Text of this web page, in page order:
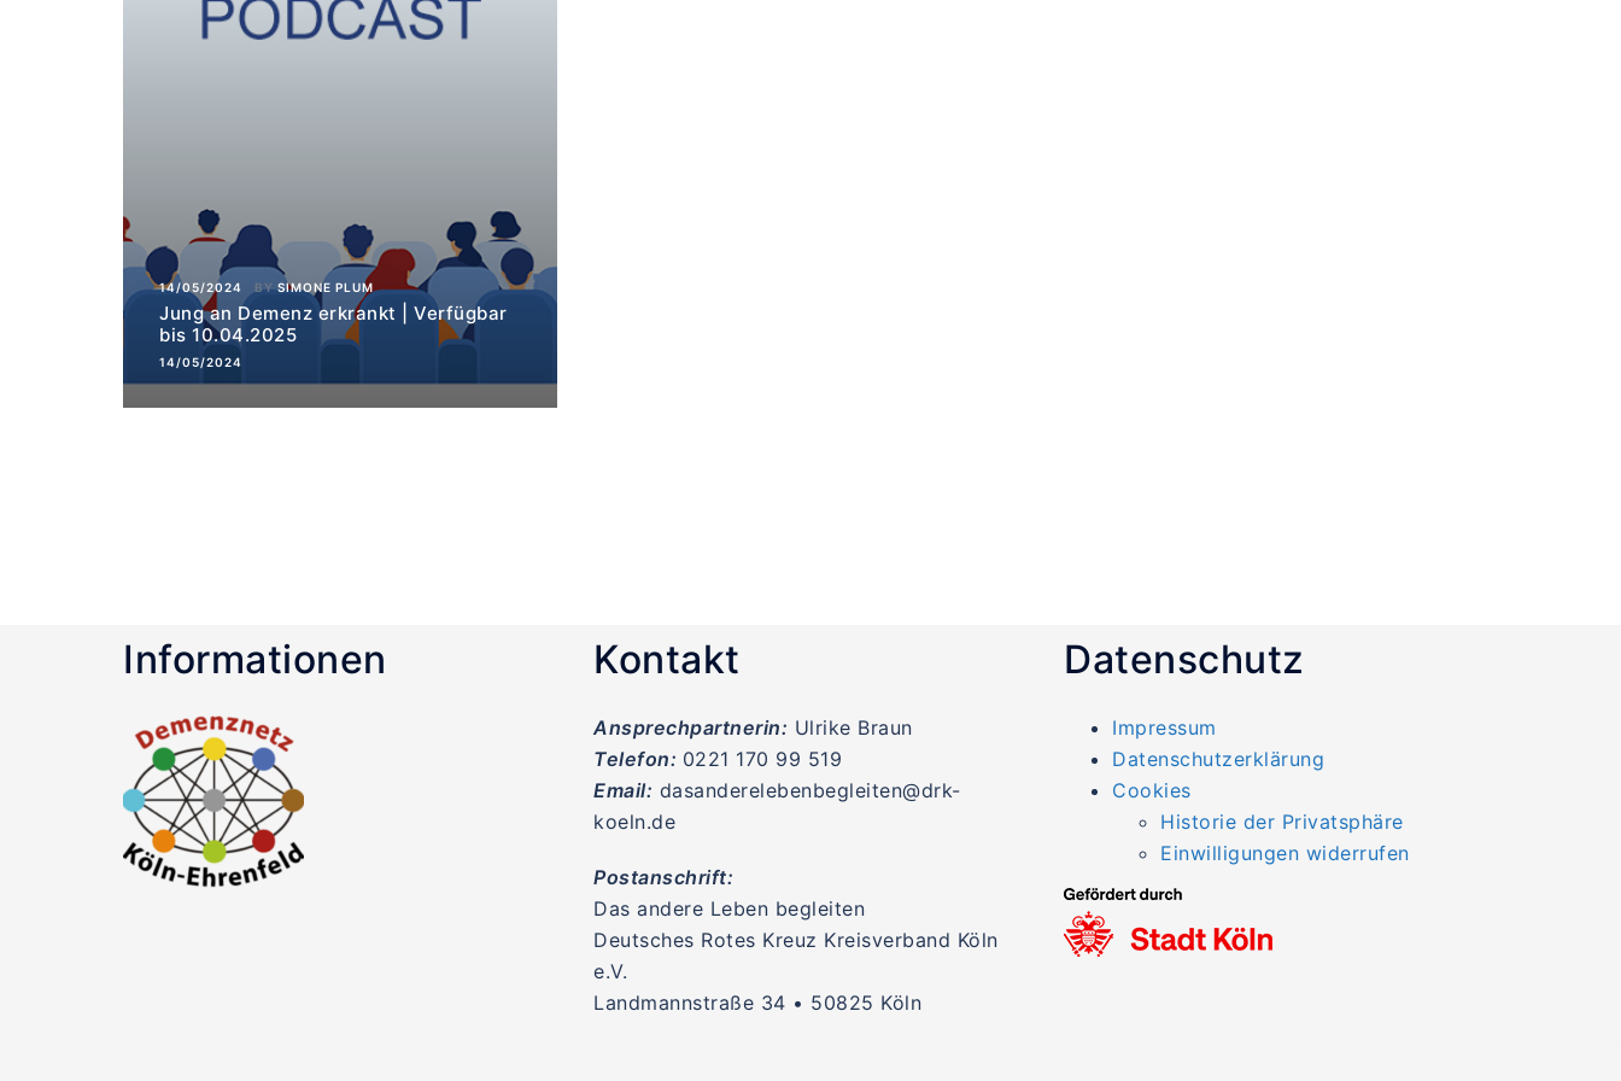
14/05/2024 BYSIMONE PLUM
Jung an Demenz erkrankt | Verfügbar
bis 10.04.2025
14/05/2024
Informationen Kontakt
Ansprechpartnerin: Ulrike Braun
Telefon: 0221 170 99 519
Email: dasanderelebenbegleiten@drk-
koeln.de
Postanschrift:
Das andere Leben begleiten
Deutsches Rotes Kreuz Kreisverband Köln
e.V.
Landmannstraße 34 • 50825 Köln
Datenschutz
Impressum
Datenschutzerklärung
Cookies
Historie der Privatsphäre
Einwilligungen widerrufen